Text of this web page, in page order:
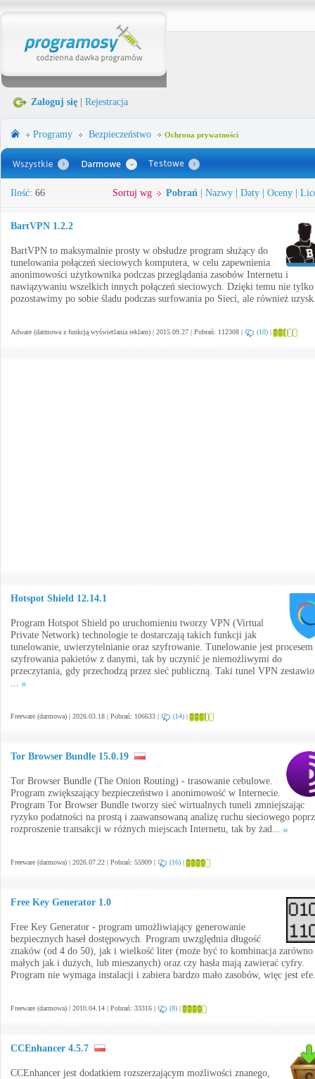
Zaloguj się Rejestracja
Programy Bezpieczeństwo Ochrona prywatności
Ilość: 66 Sortuj wg Pobrań Nazwy Daty Oceny
BartVPN 1.2.2
BartVPN to maksymalnie prosty w obsłudze program służący do
tunelowania połączeń sieciowych komputera, w celu zapewnienia
anonimowości użytkownika podczas przeglądania zasobów Internetu i
nawiązywaniu wszelkich innych połączeń sieciowych. Dzięki temu nie
pozostawimy po sobie śladu podczas surfowania po Sieci, ale również
Adware (darmowa z funkcją wyświetlania reklam) | 2015.09.27 | Pobrań: 112308 | (10) |
Hotspot Shield 12.14.1
Program Hotspot Shield po uruchomieniu tworzy VPN (Virtual
Private Network) technologie te dostarczają takich funkcji jak
tunelowanie, uwierzytelnianie oraz szyfrowanie. Tunelowanie jest procesem
szyfrowania pakietów z danymi, tak by uczynić je niemożliwymi do
przeczytania, gdy przechodzą przez sieć publiczną. Taki tunel VPN
...
Freeware (darmowa) | 2026.03.18 | Pobrań: 106633 | (14) |
Tor Browser Bundle 15.0.19
Tor Browser Bundle (The Onion Routing) - trasowanie cebulowe.
Program zwiększający bezpieczeństwo i anonimowość w Internecie.
Program Tor Browser Bundle tworzy sieć wirtualnych tuneli zmniejszając
ryzyko podatności na prostą i zaawansowaną analizę ruchu sieciowego
rozproszenie transakcji w różnych miejscach Internetu, tak by żad...
Freeware (darmowa) | 2026.07.22 | Pobrań: 55909 | (16) |
Free Key Generator 1.0
Free Key Generator - program umożliwiający generowanie
bezpiecznych haseł dostępowych. Program uwzględnia długość
znaków (od 4 do 50), jak i wielkość liter (może być to kombinacja zarówno
małych jak i dużych, lub mieszanych) oraz czy hasła mają zawierać cyfry.
Program nie wymaga instalacji i zabiera bardzo mało zasobów, więc jest
Freeware (darmowa) | 2010.04.14 | Pobrań: 33316 | (8) |
CCEnhancer 4.5.7
CCEnhancer jest dodatkiem rozszerzającym możliwości znanego,